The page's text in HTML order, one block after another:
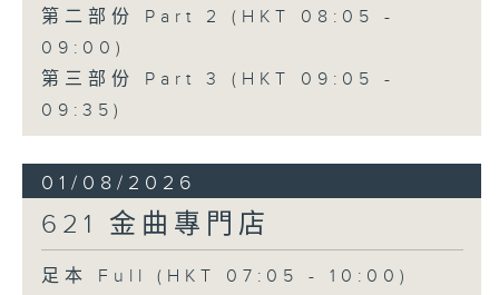
第二部份 Part 2 (HKT 08:05 -
09:00)
第三部份 Part 3 (HKT 09:05 -
09:35)
01/08/2026
621 金曲專門店
足本 Full (HKT 07:05 - 10:00)